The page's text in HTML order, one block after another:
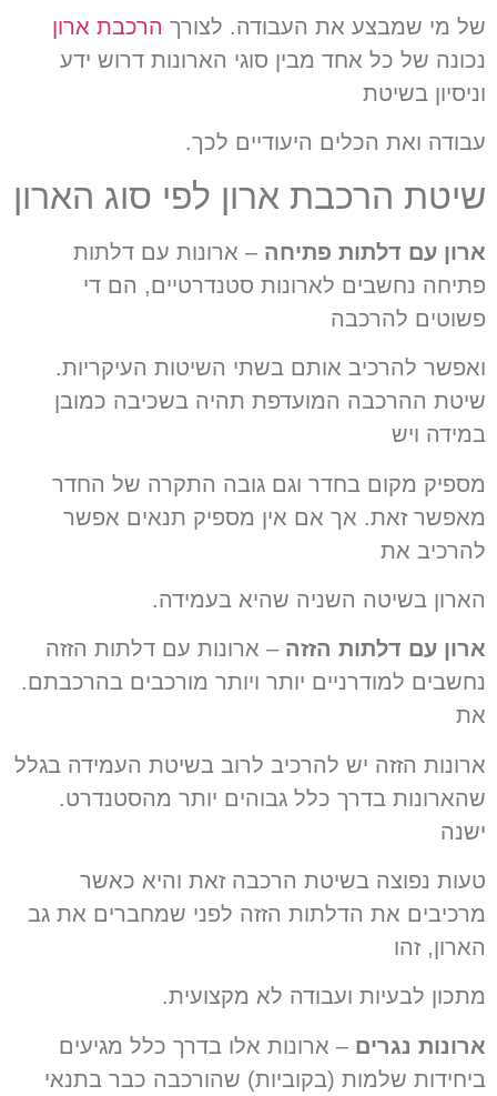
של מי שמבצע את העבודה. לצורך הרכבת ארון
נכונה של כל אחד מבין סוגי הארונות דרוש ידע
וניסיון בשיטת
עבודה ואת הכלים היעודיים לכך.
שיטת הרכבת ארון לפי סוג הארון
ארון עם דלתות פתיחה – ארונות עם דלתות
פתיחה נחשבים לארונות סטנדרטיים, הם די
פשוטים להרכבה
ואפשר להרכיב אותם בשתי השיטות העיקריות.
שיטת ההרכבה המועדפת תהיה בשכיבה כמובן
במידה ויש
מספיק מקום בחדר וגם גובה התקרה של החדר
מאפשר זאת. אך אם אין מספיק תנאים אפשר
להרכיב את
הארון בשיטה השניה שהיא בעמידה.
ארון עם דלתות הזזה – ארונות עם דלתות הזזה
נחשבים למודרניים יותר ויותר מורכבים בהרכבתם.
את
ארונות הזזה יש להרכיב לרוב בשיטת העמידה בגלל
שהארונות בדרך כלל גבוהים יותר מהסטנדרט.
ישנה
טעות נפוצה בשיטת הרכבה זאת והיא כאשר
מרכיבים את הדלתות הזזה לפני שמחברים את גב
הארון, זהו
מתכון לבעיות ועבודה לא מקצועית.
ארונות נגרים – ארונות אלו בדרך כלל מגיעים
ביחידות שלמות (בקוביות) שהורכבה כבר בתנאי